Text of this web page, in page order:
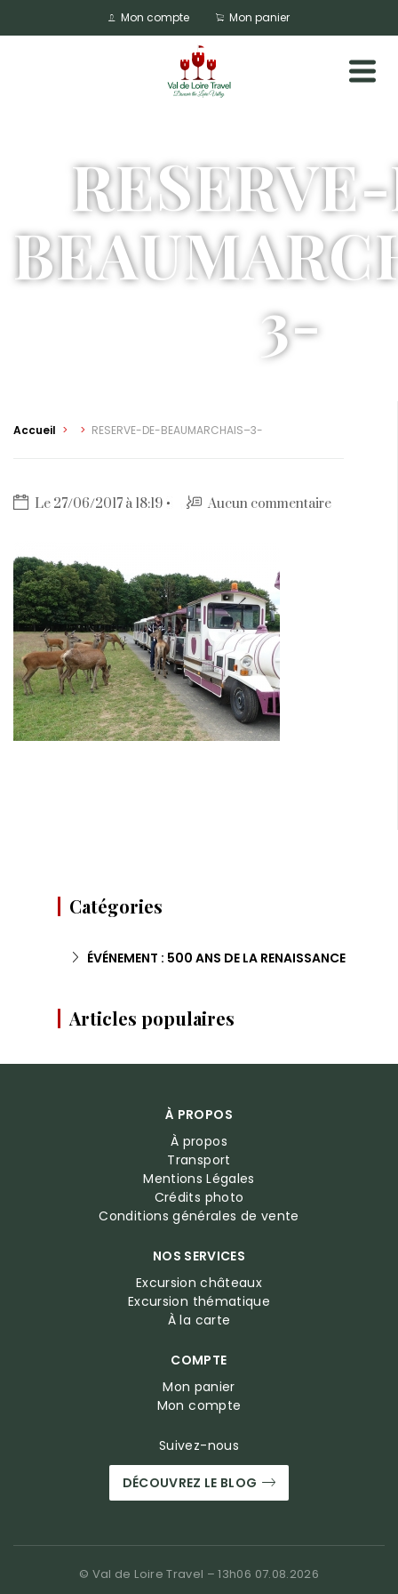
Mon compte Mon panier
3-
Accueil > > RESERVE-DE-BEAUMARCHAIS–3-
Le 27/06/2017 à 18:19 Aucun commentaire
Catégories
ÉVÉNEMENT : 500 ANS DE LA RENAISSANCE
Articles populaires
À PROPOS
À propos
Transport
Mentions Légales
Crédits photo
Conditions générales de vente
NOS SERVICES
Excursion châteaux
Excursion thématique
À la carte
COMPTE
Mon panier
Mon compte
Suivez-nous
DÉCOUVREZ LE BLOG
© Val de Loire Travel – 13h06 07.08.2026